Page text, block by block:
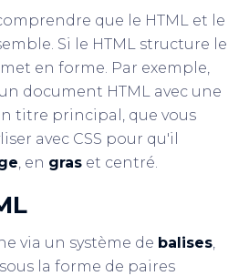
que le HTML et le
Si le HTML structure le
en forme. Par exemple,
document HTML avec une
titre principal, que vous
avec CSS pour qu'il
, en gras et centré.
via un système de balises,
la forme de paires